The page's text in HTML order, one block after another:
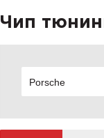
Чип
Porsche